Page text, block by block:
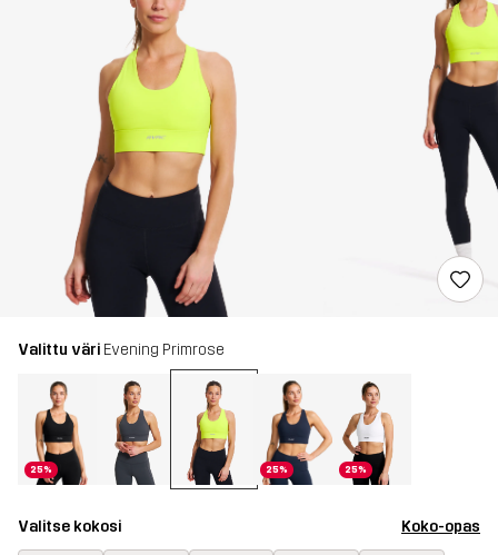
Valittu väri Evening Primrose
25% 25% 25%
Valitse kokosi Koko-opas